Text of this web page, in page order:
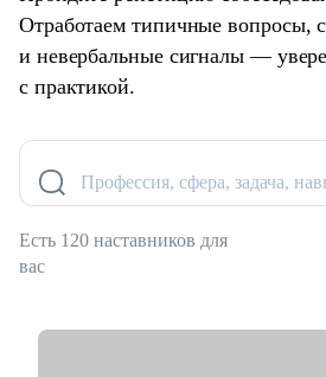
Отработаем типичные вопросы,
и невербальные сигналы —
с практикой.
Профессия, сфера, задача,
Есть 120 наставников для
вас